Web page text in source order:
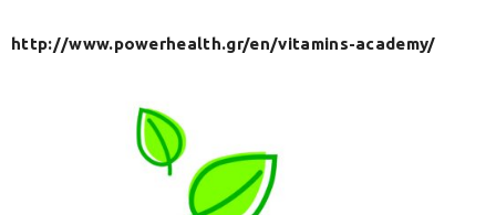
http://www.powerhealth.gr/en/vitamins-academy/